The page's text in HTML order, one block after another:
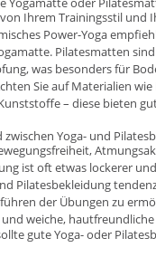
Ihrem Trainingsstil und
Power-Yoga
Pilatesmatten
was besonders für
Sie auf Materialien
– diese bieten
Yoga- und
ist oft etwas lockerer
Pilatesbekleidung
der Übungen zu
weiche,
gute Yoga- oder